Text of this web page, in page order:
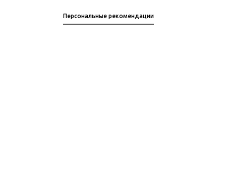
Персональные рекомендации